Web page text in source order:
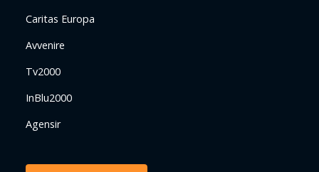
Caritas Europa
Avvenire
Tv2000
InBlu2000
Agensir